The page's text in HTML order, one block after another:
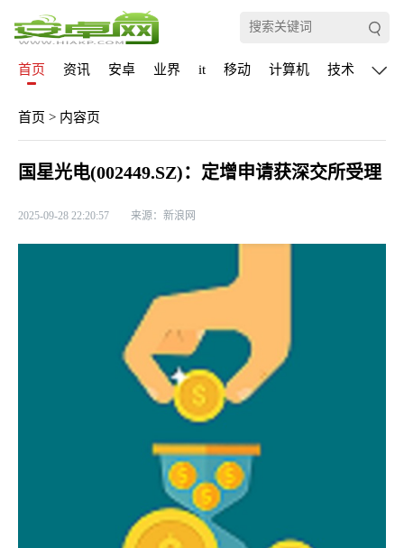
首页 资讯 安卓 业界 it 移动 计算机 技术 通信
首页 > 内容页
国星光电(002449.SZ)：定增申请获深交所受理
2025-09-28 22:20:57 来源：新浪网